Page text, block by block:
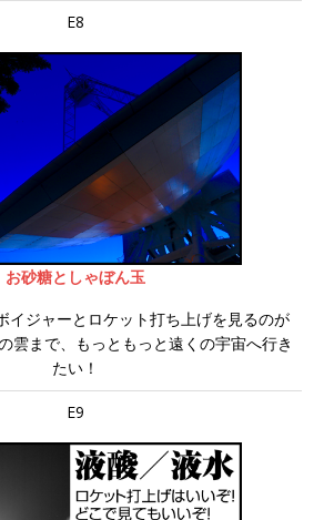
E8
お砂糖としゃぼん玉
イジャーとロケット打ち上げを見るのが
雲まで、もっともっと遠くの宇宙へ行き
たい！
E9